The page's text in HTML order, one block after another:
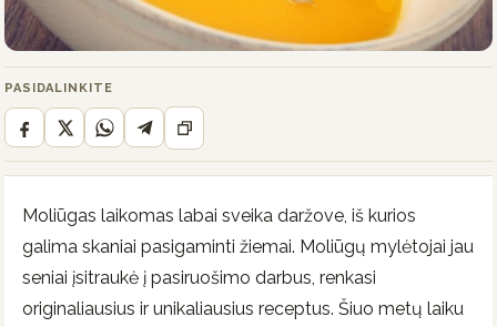
PASIDALINKITE
Moliūgas laikomas labai sveika daržove, iš kurios
galima skaniai pasigaminti žiemai. Moliūgų mylėtojai jau
seniai įsitraukė į pasiruošimo darbus, renkasi
originaliausius ir unikaliausius receptus. Šiuo metų laiku